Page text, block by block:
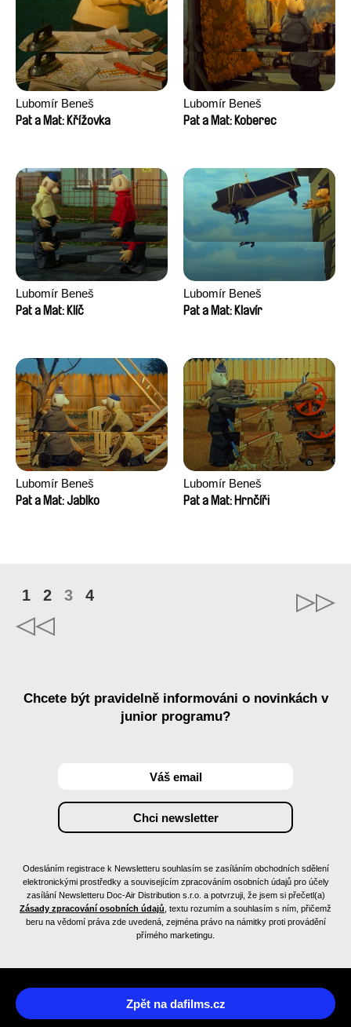
Lubomír Beneš
Pat a Mat: Křížovka
Lubomír Beneš
Pat a Mat: Koberec
Lubomír Beneš
Pat a Mat: Klíč
Lubomír Beneš
Pat a Mat: Klavír
Lubomír Beneš
Pat a Mat: Jablko
Lubomír Beneš
Pat a Mat: Hrnčíři
1 2 3 4
Chcete být pravidelně informováni o novinkách v
junior programu?
Odesláním registrace k Newsletteru souhlasím se zasíláním obchodních sdělení
elektronickými prostředky a souvisejícím zpracováním osobních údajů pro účely
zasílání Newsletteru Doc-Air Distribution s.r.o. a potvrzuji, že jsem si přečetl(a)
Zásady zpracování osobních údajů , textu rozumím a souhlasím s ním, přičemž
beru na vědomí práva zde uvedená, zejména právo na námitky proti provádění
přímého marketingu.
Zpět na dafilms.cz